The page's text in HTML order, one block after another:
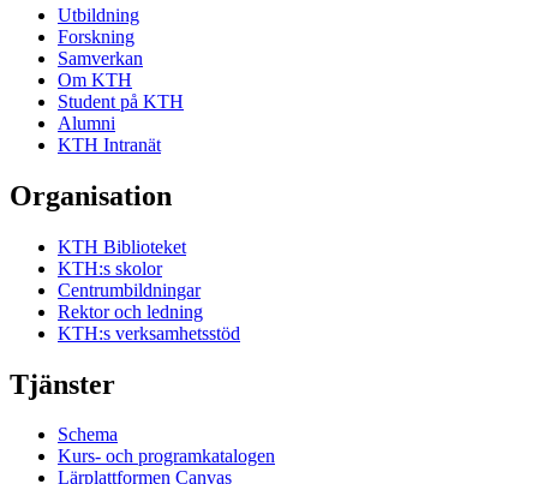
Utbildning
Forskning
Samverkan
Om KTH
Student på KTH
Alumni
KTH Intranät
Organisation
KTH Biblioteket
KTH:s skolor
Centrumbildningar
Rektor och ledning
KTH:s verksamhetsstöd
Tjänster
Schema
Kurs- och programkatalogen
Lärplattformen Canvas